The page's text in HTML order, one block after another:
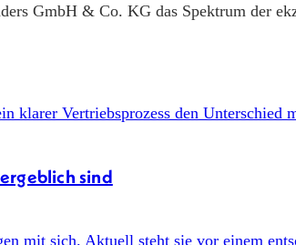
GmbH & Co. KG das Spektrum der
sind